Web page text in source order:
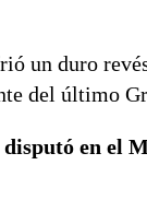
un duro
del último
en el